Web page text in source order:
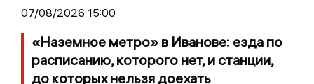
07/08/2026 15:00
«Наземное метро» в Иванове: езда по
расписанию, которого нет, и станции,
до которых нельзя доехать